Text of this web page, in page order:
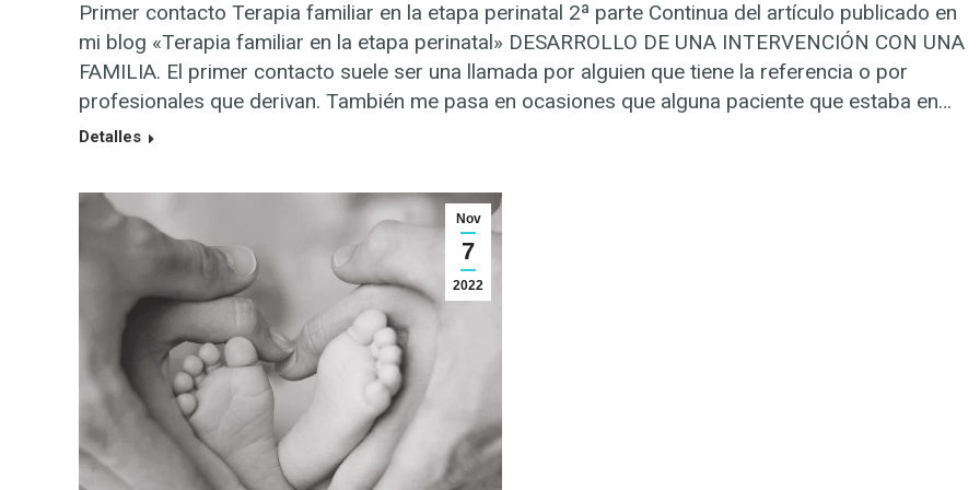
Primer contacto Terapia familiar en la etapa perinatal 2ª parte Continua del artículo publicado en
mi blog «Terapia familiar en la etapa perinatal» DESARROLLO DE UNA INTERVENCIÓN CON UNA
FAMILIA. El primer contacto suele ser una llamada por alguien que tiene la referencia o por
profesionales que derivan. También me pasa en ocasiones que alguna paciente que estaba en…
Detalles
Nov
7
2022